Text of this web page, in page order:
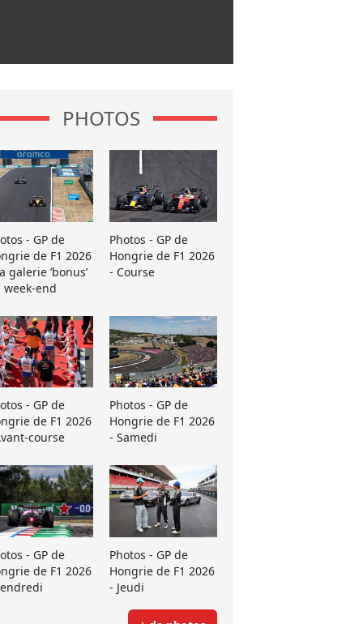
PHOTOS
- GP de
de F1 2026
galerie ’bonus’
week-end
Photos - GP de
Hongrie de F1 2026
- Course
- GP de
de F1 2026
course
Photos - GP de
Hongrie de F1 2026
- Samedi
- GP de
de F1 2026
Photos - GP de
Hongrie de F1 2026
- Jeudi